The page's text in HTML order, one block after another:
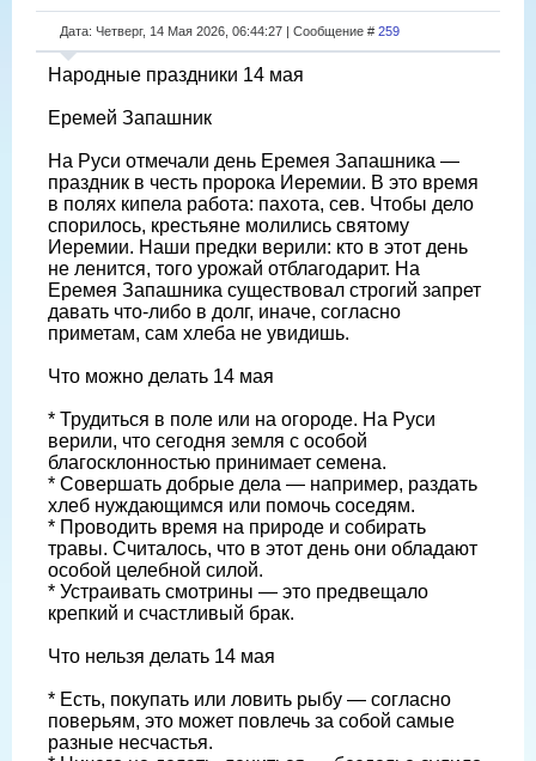
Дата: Четверг, 14 Мая 2026, 06:44:27 | Сообщение # 259
Народные праздники 14 мая
Еремей Запашник
На Руси отмечали день Еремея Запашника —
праздник в честь пророка Иеремии. В это время
в полях кипела работа: пахота, сев. Чтобы дело
спорилось, крестьяне молились святому
Иеремии. Наши предки верили: кто в этот день
не ленится, того урожай отблагодарит. На
Еремея Запашника существовал строгий запрет
давать что-либо в долг, иначе, согласно
приметам, сам хлеба не увидишь.
Что можно делать 14 мая
* Трудиться в поле или на огороде. На Руси
верили, что сегодня земля с особой
благосклонностью принимает семена.
* Совершать добрые дела — например, раздать
хлеб нуждающимся или помочь соседям.
* Проводить время на природе и собирать
травы. Считалось, что в этот день они обладают
особой целебной силой.
* Устраивать смотрины — это предвещало
крепкий и счастливый брак.
Что нельзя делать 14 мая
* Есть, покупать или ловить рыбу — согласно
поверьям, это может повлечь за собой самые
разные несчастья.